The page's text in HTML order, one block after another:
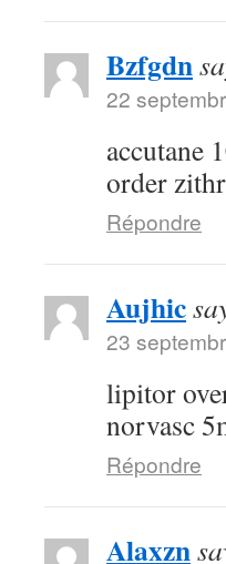
Bzfgdn
22
accutane
order
Répondre
Aujhic
23
lipitor
norvasc
Répondre
Alaxzn